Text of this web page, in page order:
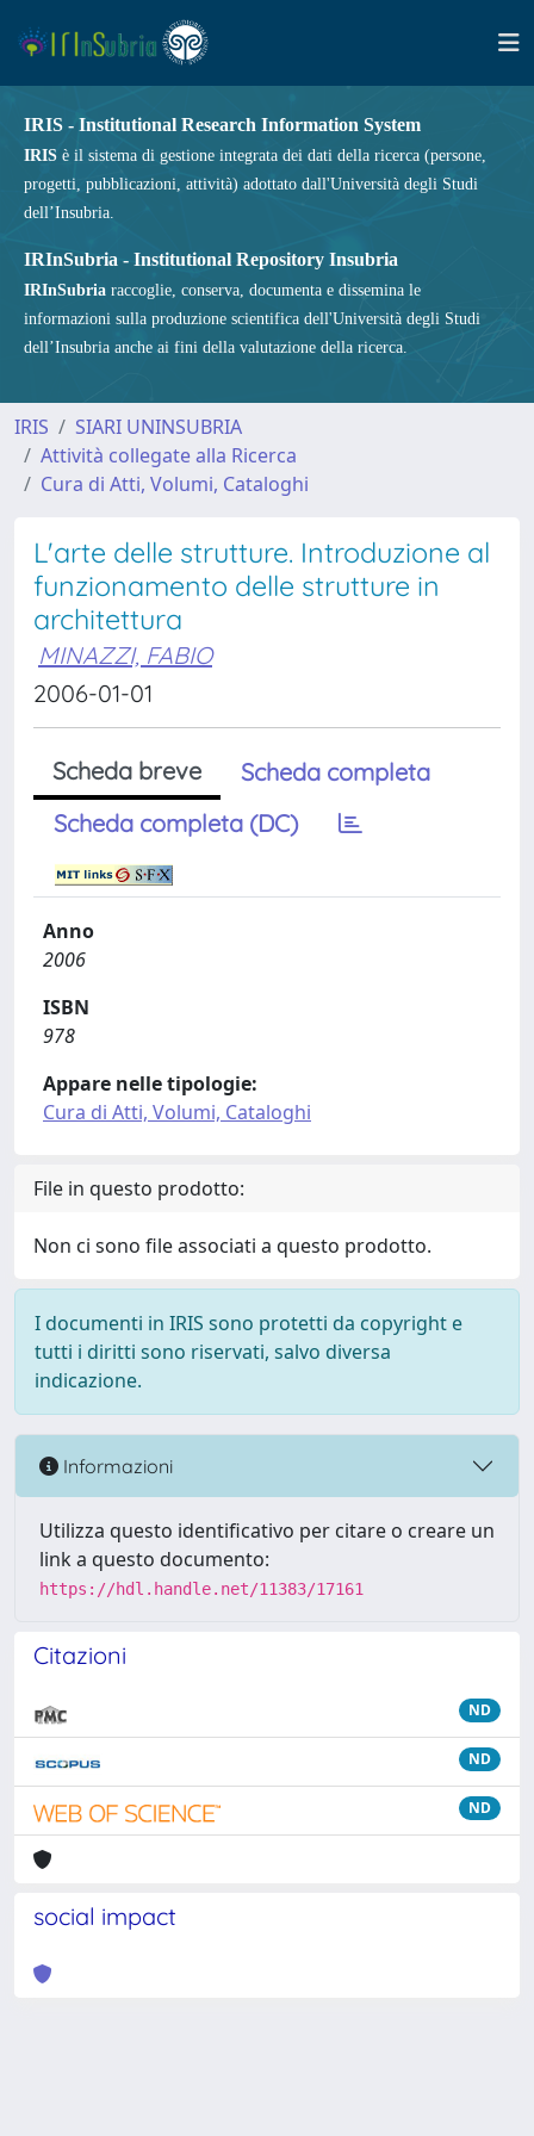
IRIS - Institutional Research Information System
IRIS è il sistema di gestione integrata dei dati della ricerca (persone,
progetti, pubblicazioni, attività) adottato dall'Università degli Studi
dell’Insubria.
IRInSubria - Institutional Repository Insubria
IRInSubria raccoglie, conserva, documenta e dissemina le
informazioni sulla produzione scientifica dell'Università degli Studi
dell’Insubria anche ai fini della valutazione della ricerca.
IRIS
SIARI UNINSUBRIA
Attività collegate alla Ricerca
Cura di Atti, Volumi, Cataloghi
L'arte delle strutture. Introduzione al
funzionamento delle strutture in
architettura
MINAZZI, FABIO
2006-01-01
Scheda breve
Scheda completa
Scheda completa (DC)
Anno
2006
ISBN
978
Appare nelle tipologie:
Cura di Atti, Volumi, Cataloghi
File in questo prodotto:
Non ci sono file associati a questo prodotto.
I documenti in IRIS sono protetti da copyright e
tutti i diritti sono riservati, salvo diversa
indicazione.
Informazioni
Utilizza questo identificativo per citare o creare un
link a questo documento:
https://hdl.handle.net/11383/17161
Citazioni
ND
ND
ND
social impact